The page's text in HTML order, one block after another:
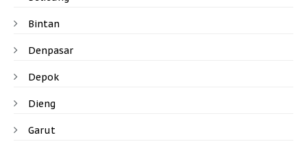
Bintan
Denpasar
Depok
Dieng
Garut